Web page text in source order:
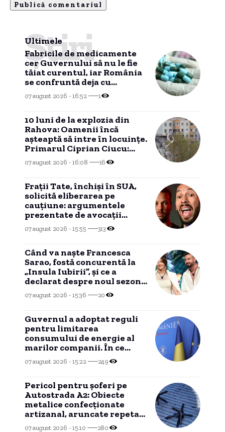
Ultimele
Știri
Fabricile de medicamente
cer Guvernului să nu le fie
tăiat curentul, iar România
se confruntă deja cu
probleme în aprovizionare.
07 august 2026 - 16:52 1
10 luni de la explozia din
Rahova: Oamenii încă
așteaptă să intre în locuințe.
Primarul Ciprian Ciucu:
„Am comandat o expertiză”
07 august 2026 - 16:08 16
Frații Tate, închiși în SUA,
solicită eliberarea pe
cauțiune: argumentele
prezentate de avocații
influencerilor
07 august 2026 - 15:55 313
Când va naște Francesca
Sarao, fostă concurentă la
„Insula Iubirii”, și ce a
declarat despre noul sezon
al emisiunii de la Antena 1:
„Sunt sinceră”
07 august 2026 - 15:36 20
Guvernul a adoptat reguli
pentru limitarea
consumului de energie al
marilor companii. În ce
condiții poate interveni
Transelectrica?
07 august 2026 - 15:22 249
Pericol pentru şoferi pe
Autostrada A2: Obiecte
metalice confecţionate
artizanal, aruncate repetat
pe partea carosabilă
07 august 2026 - 15:10 280